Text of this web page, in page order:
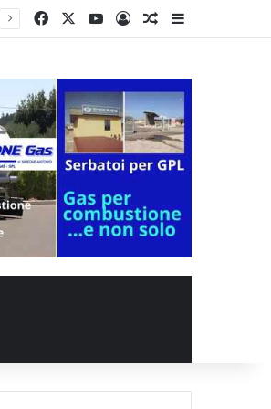
FacebookYou TubeAccediUn articolo a